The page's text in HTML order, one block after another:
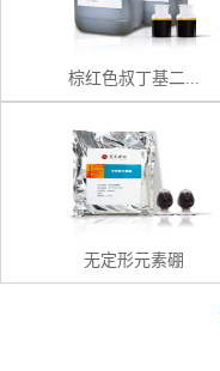
棕红色叔丁基二...
无定形元素硼